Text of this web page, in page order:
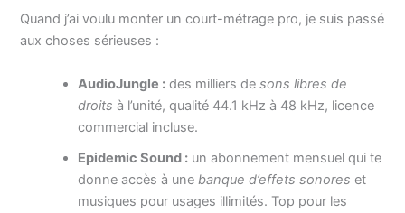
Quand j’ai voulu monter un court-métrage pro, je suis passé
aux choses sérieuses :
AudioJungle : des milliers desons libres de
droits à l’unité, qualité 44.1 kHz à 48 kHz, licence
commercial incluse.
Epidemic Sound : un abonnement mensuel qui te
donne accès à unebanque d’effets sonores et
musiques pour usages illimités. Top pour les